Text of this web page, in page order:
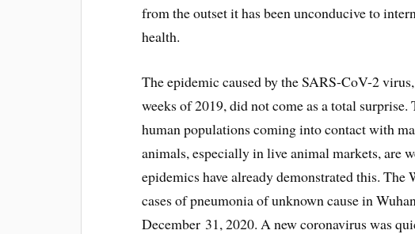
from the outset it has been unconducive to
health.
The epidemic caused by the SARS-CoV-2
weeks of 2019, did not come as a total
human populations coming into contact with
animals, especially in live animal markets, are
epidemics have already demonstrated this.
cases of pneumonia of unknown cause in
December 31, 2020. A new coronavirus was